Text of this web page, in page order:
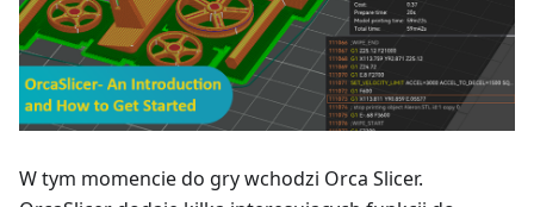
W tym momencie do gry wchodzi Orca Slicer.